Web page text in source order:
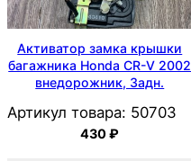
Активатор замка крышки
багажника Honda CR-V 2002
внедорожник, Задн.
Артикул товара: 50703
430₽